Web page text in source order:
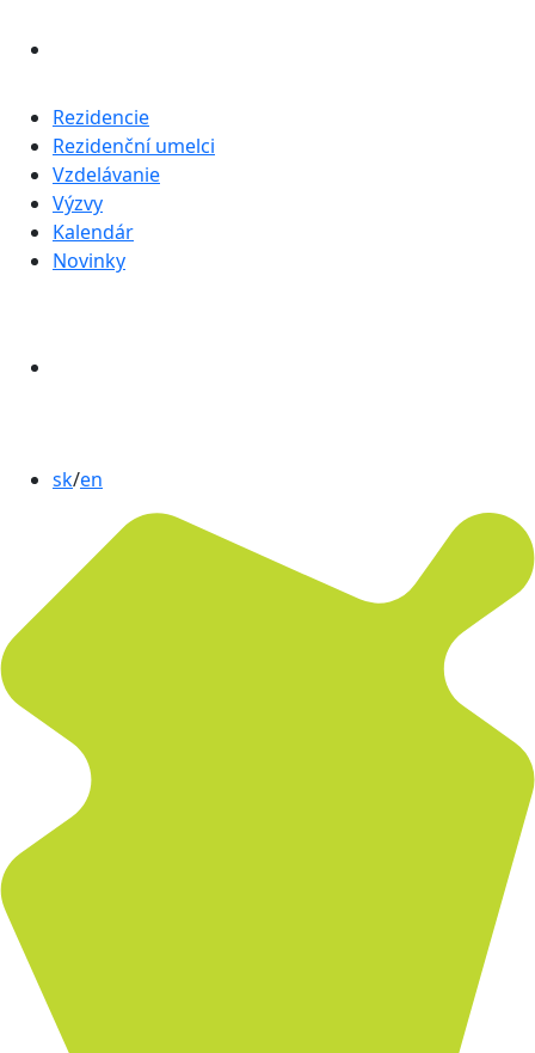
Rezidencie
Rezidenční umelci
Vzdelávanie
Výzvy
Kalendár
Novinky
sk/en